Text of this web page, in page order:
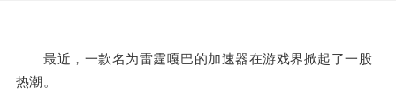
最近，一款名为雷霆嘎巴的加速器在游戏界掀起了一股
热潮。